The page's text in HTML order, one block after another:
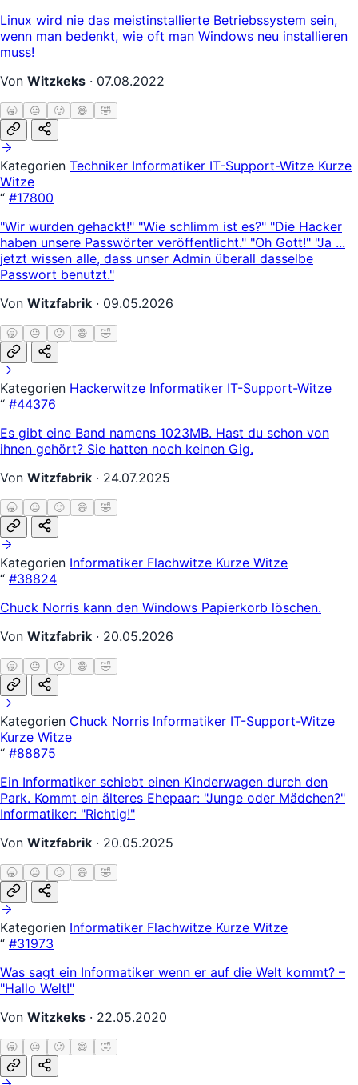
Linux wird nie das meistinstallierte Betriebssystem sein,
wenn man bedenkt, wie oft man Windows neu installieren
muss!
Von Witzkeks · 07.08.2022
🥱 😐 🙂 😄 🤣
Kategorien Techniker Informatiker IT-Support-Witze Kurze
Witze
“ #17800
"Wir wurden gehackt!" "Wie schlimm ist es?" "Die Hacker
haben unsere Passwörter veröffentlicht." "Oh Gott!" "Ja ...
jetzt wissen alle, dass unser Admin überall dasselbe
Passwort benutzt."
Von Witzfabrik · 09.05.2026
🥱 😐 🙂 😄 🤣
Kategorien Hackerwitze Informatiker IT-Support-Witze
“ #44376
Es gibt eine Band namens 1023MB. Hast du schon von
ihnen gehört? Sie hatten noch keinen Gig.
Von Witzfabrik · 24.07.2025
🥱 😐 🙂 😄 🤣
Kategorien Informatiker Flachwitze Kurze Witze
“ #38824
Chuck Norris kann den Windows Papierkorb löschen.
Von Witzfabrik · 20.05.2026
🥱 😐 🙂 😄 🤣
Kategorien Chuck Norris Informatiker IT-Support-Witze
Kurze Witze
“ #88875
Ein Informatiker schiebt einen Kinderwagen durch den
Park. Kommt ein älteres Ehepaar: "Junge oder Mädchen?"
Informatiker: "Richtig!"
Von Witzfabrik · 20.05.2025
🥱 😐 🙂 😄 🤣
Kategorien Informatiker Flachwitze Kurze Witze
“ #31973
Was sagt ein Informatiker wenn er auf die Welt kommt? –
"Hallo Welt!"
Von Witzkeks · 22.05.2020
🥱 😐 🙂 😄 🤣